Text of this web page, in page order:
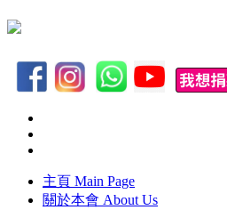
主頁 Main Page
關於本會 About Us